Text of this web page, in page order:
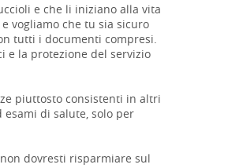
e che li iniziano alla vita
vogliamo che tu sia sicuro
tutti i documenti compresi.
e la protezione del servizio
piuttosto consistenti in altri
di salute, solo per
dovresti risparmiare sul